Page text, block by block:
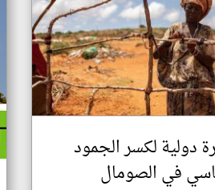
دولية لكسر الجمود
في الصومال